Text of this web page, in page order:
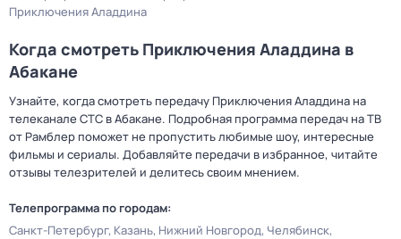
Приключения Аладдина
Когда смотреть Приключения Аладдина в
Абакане
Узнайте, когда смотреть передачу Приключения Аладдина на
телеканале СТС в Абакане. Подробная программа передач на ТВ
от Рамблер поможет не пропустить любимые шоу, интересные
фильмы и сериалы. Добавляйте передачи в избранное, читайте
отзывы телезрителей и делитесь своим мнением.
Телепрограмма по городам:
Санкт-Петербург Казань Нижний Новгород Челябинск